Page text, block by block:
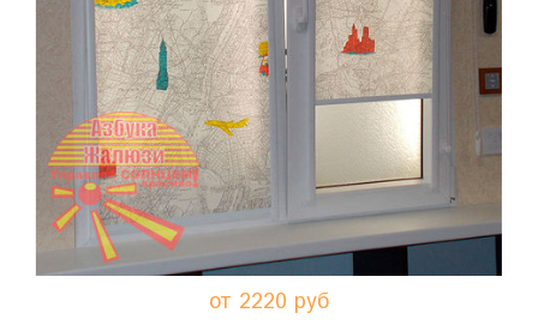
от 2220 руб